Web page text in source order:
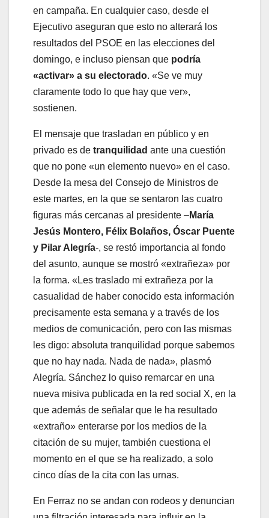
en campaña. En cualquier caso, desde el
Ejecutivo aseguran que esto no alterará los
resultados del PSOE en las elecciones del
domingo, e incluso piensan que podría
«activar» a su electorado. «Se ve muy
claramente todo lo que hay que ver»,
sostienen.
El mensaje que trasladan en público y en
privado es de tranquilidad ante una cuestión
que no pone «un elemento nuevo» en el caso.
Desde la mesa del Consejo de Ministros de
este martes, en la que se sentaron las cuatro
figuras más cercanas al presidente –María
Jesús Montero, Félix Bolaños, Óscar Puente
y Pilar Alegría-, se restó importancia al fondo
del asunto, aunque se mostró «extrañeza» por
la forma. «Les traslado mi extrañeza por la
casualidad de haber conocido esta información
precisamente esta semana y a través de los
medios de comunicación, pero con las mismas
les digo: absoluta tranquilidad porque sabemos
que no hay nada. Nada de nada», plasmó
Alegría. Sánchez lo quiso remarcar en una
nueva misiva publicada en la red social X, en la
que además de señalar que le ha resultado
«extraño» enterarse por los medios de la
citación de su mujer, también cuestiona el
momento en el que se ha realizado, a solo
cinco días de la cita con las urnas.
En Ferraz no se andan con rodeos y denuncian